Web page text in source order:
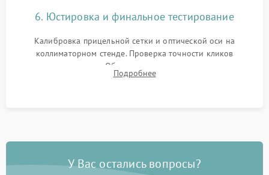
6. Юстировка и финальное тестирование
Калибровка прицельной сетки и оптической оси на
коллиматорном стенде. Проверка точности кликов
механизма поправок. Обязательное испытание прицела на
ударном стенде для проверки устойчивости к отдаче и
Подробнее
У Вас остались вопросы?